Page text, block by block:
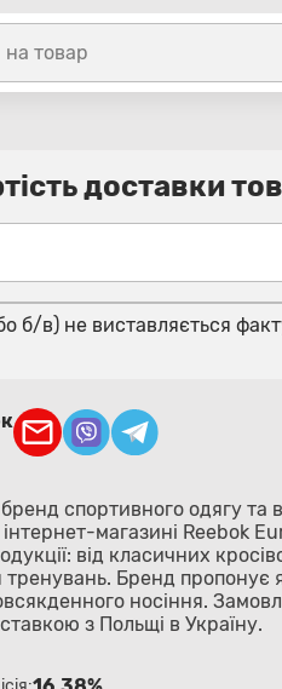
товар
доставки
б/в) не виставляється
спортивного одягу та
інтернет-магазині Reebok
від класичних
Бренд пропонує
носіння.
з Польщі в Україну.